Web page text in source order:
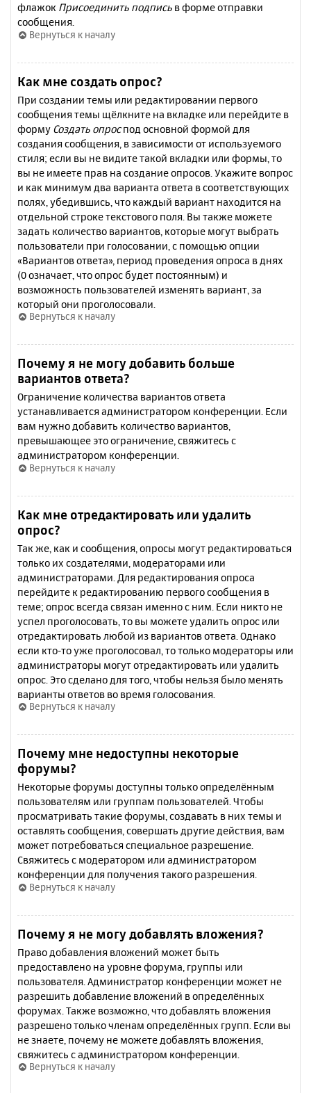
флажок Присоединить подпись в форме отправки
сообщения.
Вернуться к началу
Как мне создать опрос?
При создании темы или редактировании первого
сообщения темы щёлкните на вкладке или перейдите в
форму Создать опроспод основной формой для
создания сообщения, в зависимости от используемого
стиля; если вы не видите такой вкладки или формы, то
вы не имеете прав на создание опросов. Укажите вопрос
и как минимум два варианта ответа в соответствующих
полях, убедившись, что каждый вариант находится на
отдельной строке текстового поля. Вы также можете
задать количество вариантов, которые могут выбрать
пользователи при голосовании, с помощью опции
«Вариантов ответа», период проведения опроса в днях
(0 означает, что опрос будет постоянным) и
возможность пользователей изменять вариант, за
который они проголосовали.
Вернуться к началу
Почему я не могу добавить больше
вариантов ответа?
Ограничение количества вариантов ответа
устанавливается администратором конференции. Если
вам нужно добавить количество вариантов,
превышающее это ограничение, свяжитесь с
администратором конференции.
Вернуться к началу
Как мне отредактировать или удалить
опрос?
Так же, как и сообщения, опросы могут редактироваться
только их создателями, модераторами или
администраторами. Для редактирования опроса
перейдите к редактированию первого сообщения в
теме; опрос всегда связан именно с ним. Если никто не
успел проголосовать, то вы можете удалить опрос или
отредактировать любой из вариантов ответа. Однако
если кто-то уже проголосовал, то только модераторы или
администраторы могут отредактировать или удалить
опрос. Это сделано для того, чтобы нельзя было менять
варианты ответов во время голосования.
Вернуться к началу
Почему мне недоступны некоторые
форумы?
Некоторые форумы доступны только определённым
пользователям или группам пользователей. Чтобы
просматривать такие форумы, создавать в них темы и
оставлять сообщения, совершать другие действия, вам
может потребоваться специальное разрешение.
Свяжитесь с модератором или администратором
конференции для получения такого разрешения.
Вернуться к началу
Почему я не могу добавлять вложения?
Право добавления вложений может быть
предоставлено на уровне форума, группы или
пользователя. Администратор конференции может не
разрешить добавление вложений в определённых
форумах. Также возможно, что добавлять вложения
разрешено только членам определённых групп. Если вы
не знаете, почему не можете добавлять вложения,
свяжитесь с администратором конференции.
Вернуться к началу